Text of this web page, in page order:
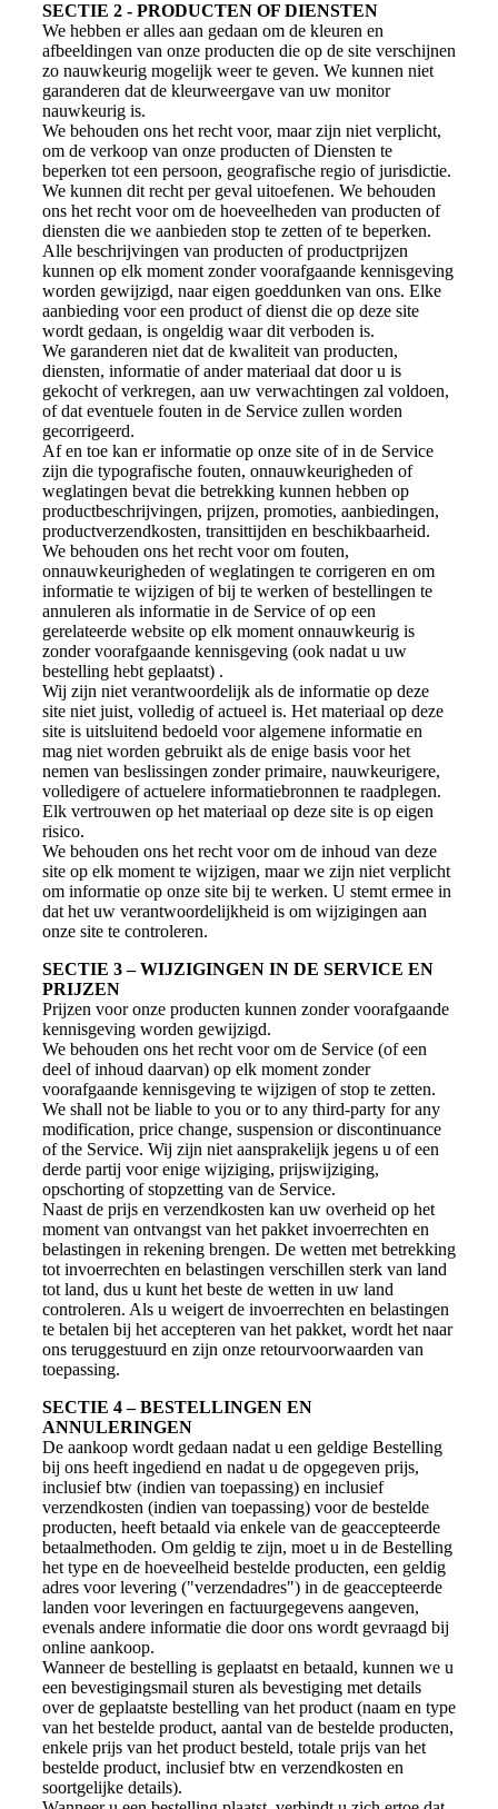
SECTIE 2 - PRODUCTEN OF DIENSTEN
We hebben er alles aan gedaan om de kleuren en
afbeeldingen van onze producten die op de site verschijnen
zo nauwkeurig mogelijk weer te geven. We kunnen niet
garanderen dat de kleurweergave van uw monitor
nauwkeurig is.
We behouden ons het recht voor, maar zijn niet verplicht,
om de verkoop van onze producten of Diensten te
beperken tot een persoon, geografische regio of jurisdictie.
We kunnen dit recht per geval uitoefenen. We behouden
ons het recht voor om de hoeveelheden van producten of
diensten die we aanbieden stop te zetten of te beperken.
Alle beschrijvingen van producten of productprijzen
kunnen op elk moment zonder voorafgaande kennisgeving
worden gewijzigd, naar eigen goeddunken van ons. Elke
aanbieding voor een product of dienst die op deze site
wordt gedaan, is ongeldig waar dit verboden is.
We garanderen niet dat de kwaliteit van producten,
diensten, informatie of ander materiaal dat door u is
gekocht of verkregen, aan uw verwachtingen zal voldoen,
of dat eventuele fouten in de Service zullen worden
gecorrigeerd.
Af en toe kan er informatie op onze site of in de Service
zijn die typografische fouten, onnauwkeurigheden of
weglatingen bevat die betrekking kunnen hebben op
productbeschrijvingen, prijzen, promoties, aanbiedingen,
productverzendkosten, transittijden en beschikbaarheid.
We behouden ons het recht voor om fouten,
onnauwkeurigheden of weglatingen te corrigeren en om
informatie te wijzigen of bij te werken of bestellingen te
annuleren als informatie in de Service of op een
gerelateerde website op elk moment onnauwkeurig is
zonder voorafgaande kennisgeving (ook nadat u uw
bestelling hebt geplaatst) .
Wij zijn niet verantwoordelijk als de informatie op deze
site niet juist, volledig of actueel is. Het materiaal op deze
site is uitsluitend bedoeld voor algemene informatie en
mag niet worden gebruikt als de enige basis voor het
nemen van beslissingen zonder primaire, nauwkeurigere,
volledigere of actuelere informatiebronnen te raadplegen.
Elk vertrouwen op het materiaal op deze site is op eigen
risico.
We behouden ons het recht voor om de inhoud van deze
site op elk moment te wijzigen, maar we zijn niet verplicht
om informatie op onze site bij te werken. U stemt ermee in
dat het uw verantwoordelijkheid is om wijzigingen aan
onze site te controleren.
SECTIE 3 – WIJZIGINGEN IN DE SERVICE EN
PRIJZEN
Prijzen voor onze producten kunnen zonder voorafgaande
kennisgeving worden gewijzigd.
We behouden ons het recht voor om de Service (of een
deel of inhoud daarvan) op elk moment zonder
voorafgaande kennisgeving te wijzigen of stop te zetten.
We shall not be liable to you or to any third-party for any
modification, price change, suspension or discontinuance
of the Service. Wij zijn niet aansprakelijk jegens u of een
derde partij voor enige wijziging, prijswijziging,
opschorting of stopzetting van de Service.
Naast de prijs en verzendkosten kan uw overheid op het
moment van ontvangst van het pakket invoerrechten en
belastingen in rekening brengen. De wetten met betrekking
tot invoerrechten en belastingen verschillen sterk van land
tot land, dus u kunt het beste de wetten in uw land
controleren. Als u weigert de invoerrechten en belastingen
te betalen bij het accepteren van het pakket, wordt het naar
ons teruggestuurd en zijn onze retourvoorwaarden van
toepassing.
SECTIE 4 – BESTELLINGEN EN
ANNULERINGEN
De aankoop wordt gedaan nadat u een geldige Bestelling
bij ons heeft ingediend en nadat u de opgegeven prijs,
inclusief btw (indien van toepassing) en inclusief
verzendkosten (indien van toepassing) voor de bestelde
producten, heeft betaald via enkele van de geaccepteerde
betaalmethoden. Om geldig te zijn, moet u in de Bestelling
het type en de hoeveelheid bestelde producten, een geldig
adres voor levering ("verzendadres") in de geaccepteerde
landen voor leveringen en factuurgegevens aangeven,
evenals andere informatie die door ons wordt gevraagd bij
online aankoop.
Wanneer de bestelling is geplaatst en betaald, kunnen we u
een bevestigingsmail sturen als bevestiging met details
over de geplaatste bestelling van het product (naam en type
van het bestelde product, aantal van de bestelde producten,
enkele prijs van het product besteld, totale prijs van het
bestelde product, inclusief btw en verzendkosten en
soortgelijke details).